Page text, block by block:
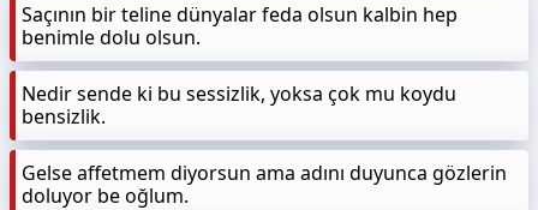
Saçının bir teline dünyalar feda olsun kalbin hep
benimle dolu olsun.
Nedir sende ki bu sessizlik, yoksa çok mu koydu
bensizlik.
Gelse affetmem diyorsun ama adını duyunca gözlerin
doluyor be oğlum.